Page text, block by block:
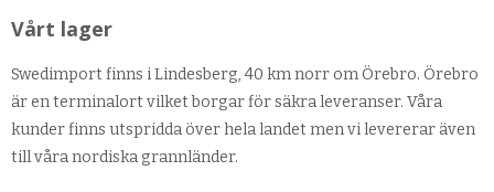
Vårt lager
Swedimport finns i Lindesberg, 40 km norr om Örebro. Örebro
är en terminalort vilket borgar för säkra leveranser. Våra
kunder finns utspridda över hela landet men vi levererar även
till våra nordiska grannländer.